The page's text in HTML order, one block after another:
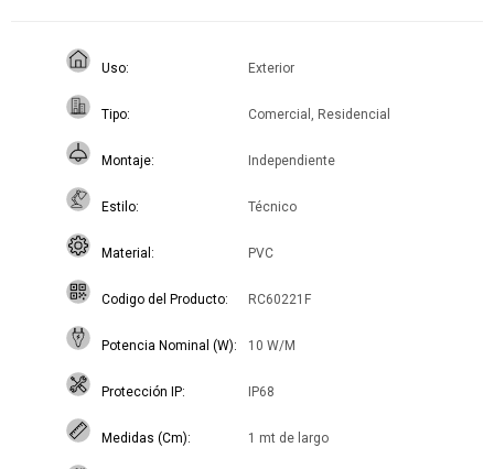
Uso Exterior
Tipo Comercial, Residencial
Montaje Independiente
Estilo Técnico
Material PVC
Codigo del Producto RC60221F
Potencia Nominal (W) 10 W/M
Protección IP IP68
Medidas (Cm) 1 mt de largo